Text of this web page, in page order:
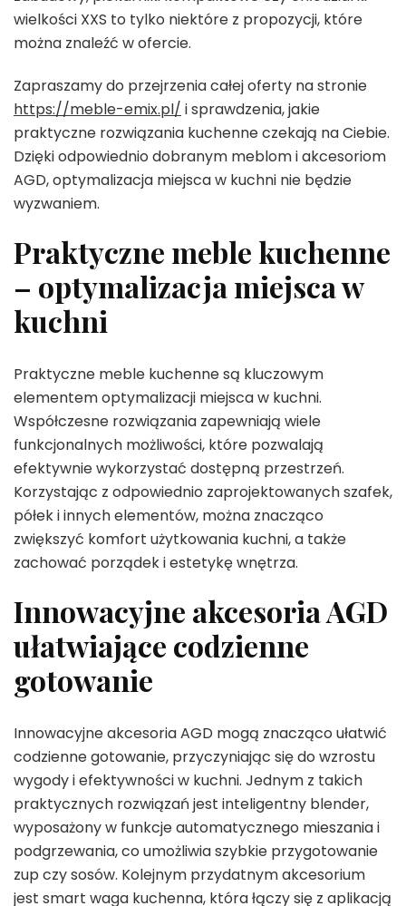
wielkości XXS to tylko niektóre z propozycji, które
można znaleźć w ofercie.
Zapraszamy do przejrzenia całej oferty na stronie
https://meble-emix.pl/ i sprawdzenia, jakie
praktyczne rozwiązania kuchenne czekają na Ciebie.
Dzięki odpowiednio dobranym meblom i akcesoriom
AGD, optymalizacja miejsca w kuchni nie będzie
wyzwaniem.
Praktyczne meble kuchenne
– optymalizacja miejsca w
kuchni
Praktyczne meble kuchenne są kluczowym
elementem optymalizacji miejsca w kuchni.
Współczesne rozwiązania zapewniają wiele
funkcjonalnych możliwości, które pozwalają
efektywnie wykorzystać dostępną przestrzeń.
Korzystając z odpowiednio zaprojektowanych szafek,
półek i innych elementów, można znacząco
zwiększyć komfort użytkowania kuchni, a także
zachować porządek i estetykę wnętrza.
Innowacyjne akcesoria AGD
ułatwiające codzienne
gotowanie
Innowacyjne akcesoria AGD mogą znacząco ułatwić
codzienne gotowanie, przyczyniając się do wzrostu
wygody i efektywności w kuchni. Jednym z takich
praktycznych rozwiązań jest inteligentny blender,
wyposażony w funkcje automatycznego mieszania i
podgrzewania, co umożliwia szybkie przygotowanie
zup czy sosów. Kolejnym przydatnym akcesorium
jest smart waga kuchenna, która łączy się z aplikacją